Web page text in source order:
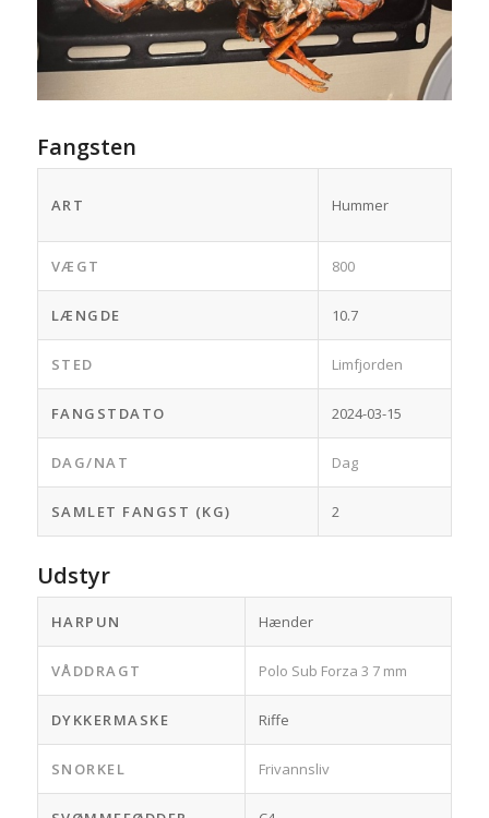
Fangsten
ART Hummer
VÆGT 800
LÆNGDE 10.7
STED Limfjorden
FANGSTDATO 2024-03-15
DAG/NAT Dag
SAMLET FANGST (KG) 2
Udstyr
HARPUN Hænder
VÅDDRAGT Polo Sub Forza 3 7 mm
DYKKERMASKE Riffe
SNORKEL Frivannsliv